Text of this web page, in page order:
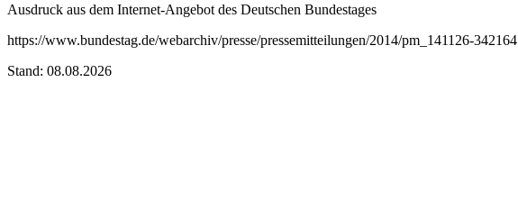
Ausdruck aus dem Internet-Angebot des Deutschen Bundestages
https://www.bundestag.de/webarchiv/presse/pressemitteilungen/2014/pm_141126-342164
Stand: 08.08.2026